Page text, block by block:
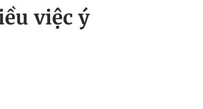
việc ý